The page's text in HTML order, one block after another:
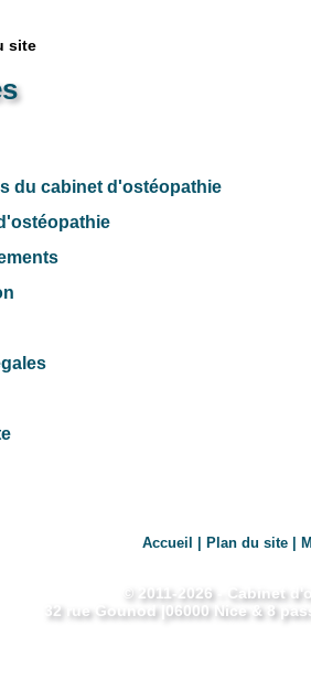
site
du cabinet d'ostéopathie
Accueil Plan du site|
© 2011-2026 -
Cabinet
32 rue Gounod 06000 Nice& 8